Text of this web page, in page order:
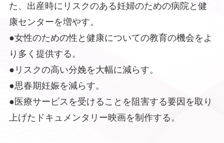
た、出産時にリスクのある妊婦のための病院と健
康センターを増やす。
●女性のための性と健康についての教育の機会をよ
り多く提供する。
●リスクの高い分娩を大幅に減らす。
●思春期妊娠を減らす。
●医療サービスを受けることを阻害する要因を取り
上げたドキュメンタリー映画を制作する。